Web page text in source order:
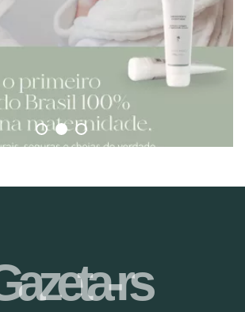
rs